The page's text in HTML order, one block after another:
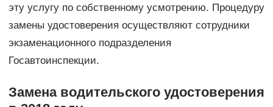
эту услугу по собственному усмотрению. Процедуру
замены удостоверения осуществляют сотрудники
экзаменационного подразделения
Госавтоинспекции.
Замена водительского удостоверения